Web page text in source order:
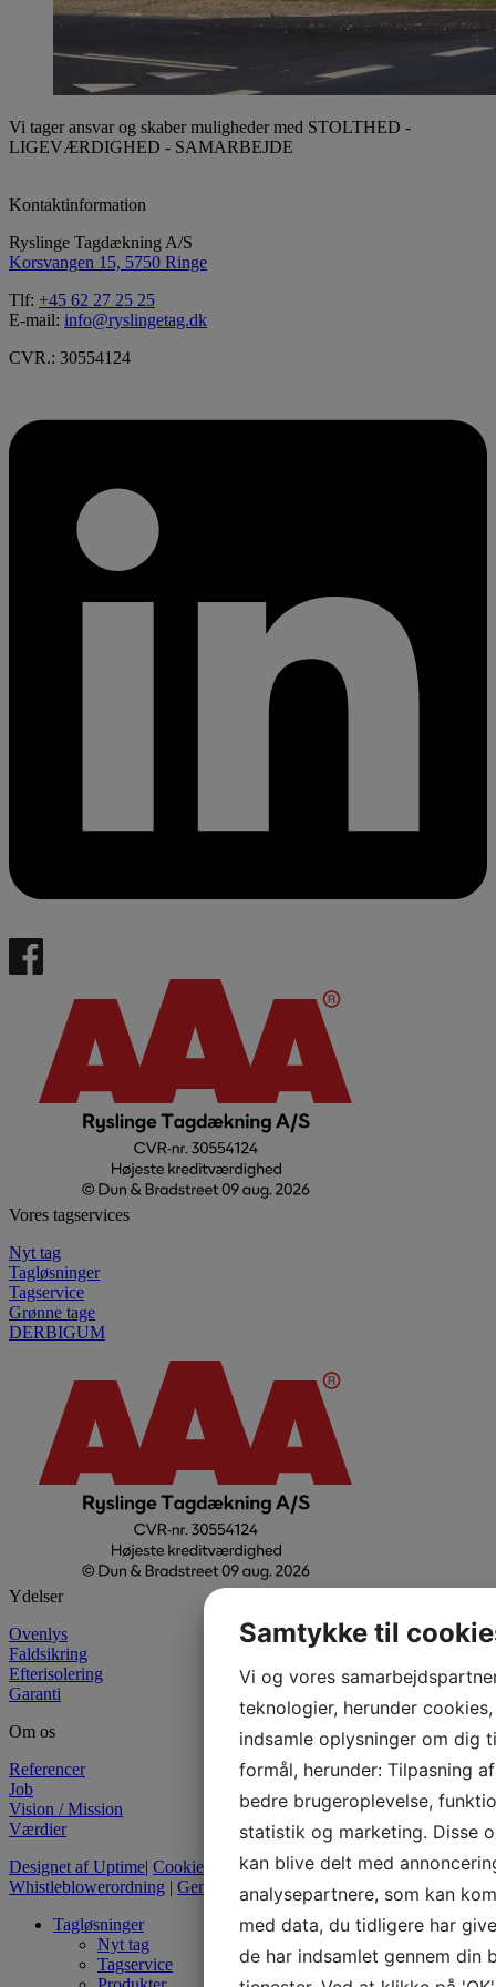
Vi tager ansvar og skaber muligheder med STOLTHED -
LIGEVÆRDIGHED - SAMARBEJDE
Kontaktinformation
Ryslinge Tagdækning A/S
Korsvangen 15, 5750 Ringe
Tlf: +45 62 27 25 25
E-mail: info@ryslingetag.dk
CVR.: 30554124
Vores tagservices
Nyt tag
Tagløsninger
Tagservice
Grønne tage
DERBIGUM
Ydelser
Ovenlys
Faldsikring
Efterisolering
Garanti
Om os
Referencer
Job
Vision / Mission
Værdier
Designet af Uptime| Cookiepolitik|Persondatapolitik|
Whistleblowerordning | Generelle betingelser
Tagløsninger
Nyt tag
Tagservice
Samtykke til
Vi og vores
teknologier, herunder
indsamle oplysninger om dig
formål, herunder: Tilpasning
bedre brugeroplevelse,
statistik og marketing. Disse
kan blive delt med
analysepartnere, som kan
med data, du tidligere har
de har indsamlet gennem din